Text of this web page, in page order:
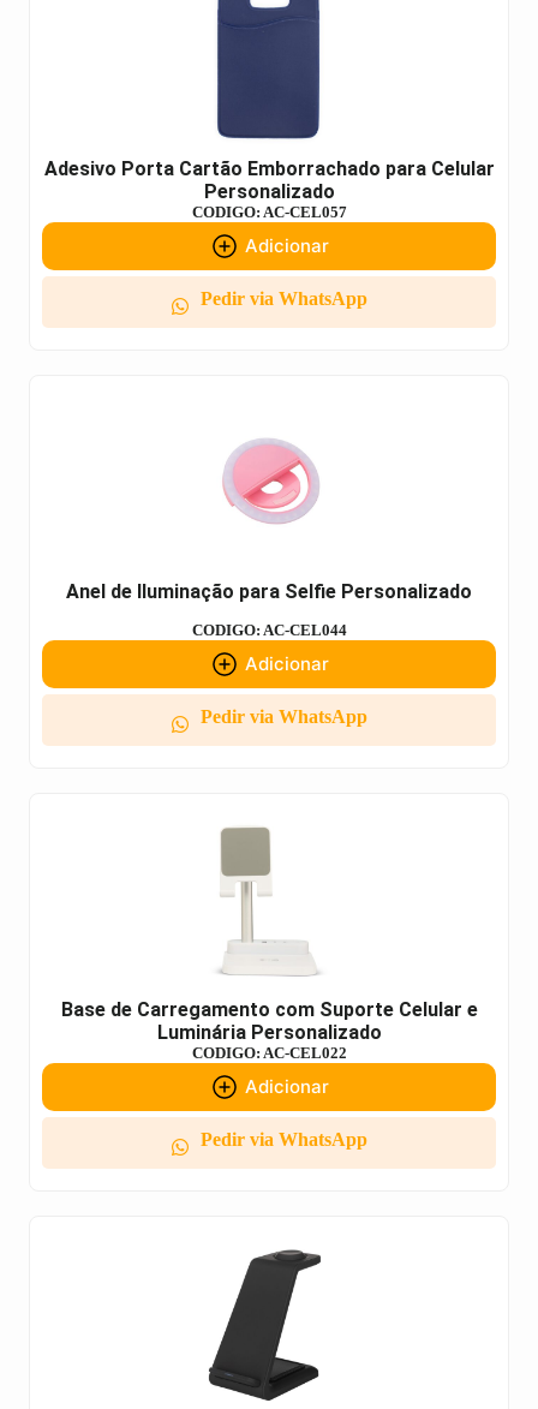
Adesivo Porta Cartão Emborrachado para Celular
Personalizado
CODIGO: AC-CEL057
Adicionar
Pedir via WhatsApp
Anel de Iluminação para Selfie Personalizado
CODIGO: AC-CEL044
Adicionar
Pedir via WhatsApp
Base de Carregamento com Suporte Celular e
Luminária Personalizado
CODIGO: AC-CEL022
Adicionar
Pedir via WhatsApp